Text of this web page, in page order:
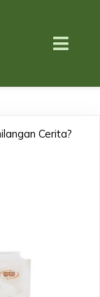
Cerita?